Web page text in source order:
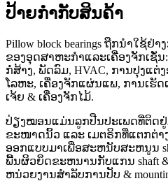
ປ້າຍກຳກັບສິນຄ້າ
Pillow block bearings ຖືກນໍາໃຊ້ຢ່
ຂອງອຸດສາຫະກໍາແລະເຄື່ອງຈັກເຊັ່ນ
ກໍ່ສ້າງ, ພັດລົມ, HVAC, ການປຸງແຕ່
ໂລຫະ, ເຄື່ອງຈັກແຜ່ນແພ, ການເຮັ
ເຈ້ຍ & ເຄື່ອງຈັກໄມ້.
ປ່ຽງໝອນແມ່ນລູກປືນປະເພດທີ່ຕິດ
ຂະໜາດນິ້ວ ແລະ ເມຕຣິກທີ່ແຕກຕ່າງ
ອອກແບບມາເພື່ອສະຫນັບສະຫນູນ
ພື້ນຜິວຍຶດຂະຫນານກັບແກນ shaft
ຫນ່ວຍງານສໍາລັບການປັບ &